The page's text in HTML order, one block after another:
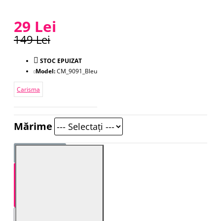
29 Lei
149 Lei
STOC EPUIZAT
Model:CM_9091_Bleu
Carisma
Mărime